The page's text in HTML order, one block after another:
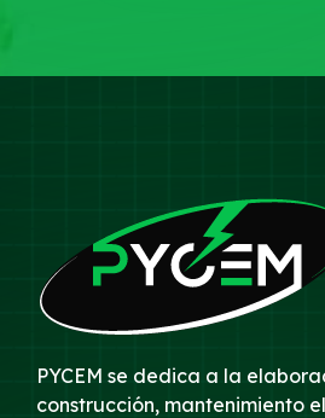
PYCEM se dedica a la
construcción, mantenimiento